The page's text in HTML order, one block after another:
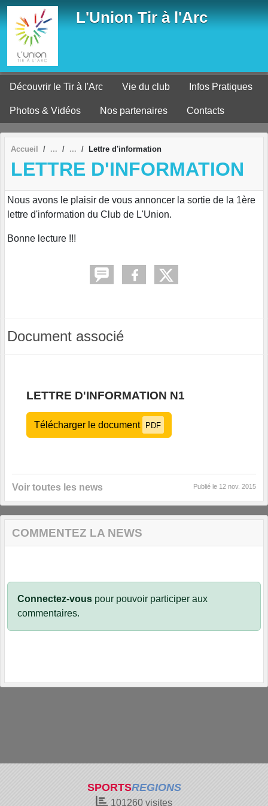
L'Union Tir à l'Arc
Découvrir le Tir à l'Arc Vie du club Infos Pratiques
Photos & Vidéos Nos partenaires Contacts
Accueil Lettre d'information
LETTRE D'INFORMATION
Nous avons le plaisir de vous annoncer la sortie de la 1ère
lettre d'information du Club de L'Union.
Bonne lecture !!!
Document associé
LETTRE D'INFORMATION N1
Télécharger le document PDF
Voir toutes les news Publié le 12 nov. 2015
COMMENTEZ LA NEWS
Connectez-vous pour pouvoir participer aux
commentaires.
SPORTSREGIONS
101260 visites
Panneau de gestion des cookies